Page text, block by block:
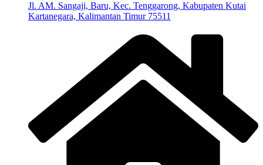
Jl. AM. Sangaji, Baru, Kec. Tenggarong, Kabupaten Kutai
Kartanegara, Kalimantan Timur 75511